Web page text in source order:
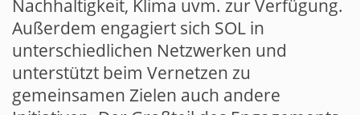
Nachhaltigkeit, Klima uvm. zur Verfügung.
Außerdem engagiert sich SOL in
unterschiedlichen Netzwerken und
unterstützt beim Vernetzen zu
gemeinsamen Zielen auch andere